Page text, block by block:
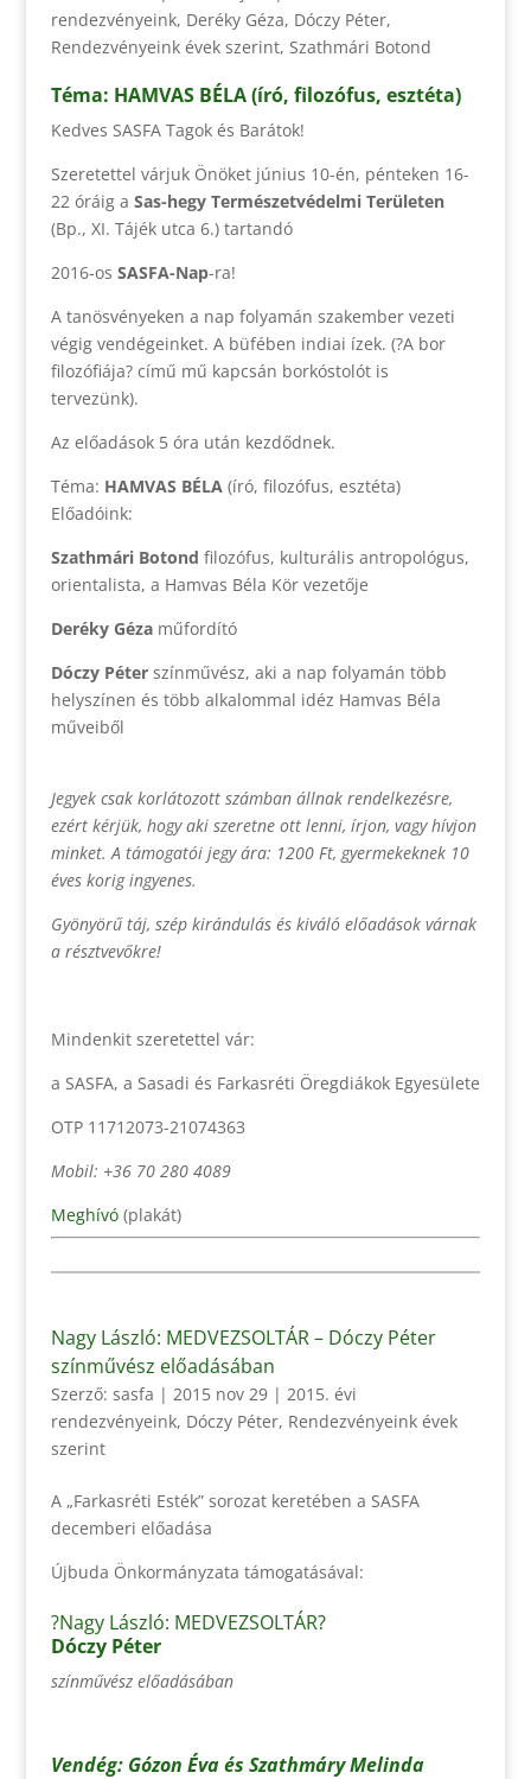
rendezvényeink, Deréky Géza, Dóczy Péter,
Rendezvényeink évek szerint, Szathmári Botond
Téma: HAMVAS BÉLA(író, filozófus, esztéta)
Kedves SASFA Tagok és Barátok!
Szeretettel várjuk Önöket június 10-én, pénteken 16-
22 óráig a Sas-hegy Természetvédelmi Területen
(Bp., XI. Tájék utca 6.) tartandó
2016-os SASFA-Nap-ra!
A tanösvényeken a nap folyamán szakember vezeti
végig vendégeinket. A büfében indiai ízek. (?A bor
filozófiája? című mű kapcsán borkóstolót is
tervezünk).
Az előadások 5 óra után kezdődnek.
Téma: HAMVAS BÉLA (író, filozófus, esztéta)
Előadóink:
Szathmári Botond filozófus, kulturális antropológus,
orientalista, a Hamvas Béla Kör vezetője
Deréky Gézaműfordító
Dóczy Péterszínművész, aki a nap folyamán több
helyszínen és több alkalommal idéz Hamvas Béla
műveiből
Jegyek csak korlátozott számban állnak rendelkezésre,
ezért kérjük, hogy aki szeretne ott lenni, írjon, vagy hívjon
minket. A támogatói jegy ára: 1200 Ft, gyermekeknek 10
éves korig ingyenes.
Gyönyörű táj, szép kirándulás és kiváló előadások várnak
a résztvevőkre!
Mindenkit szeretettel vár:
a SASFA, a Sasadi és Farkasréti Öregdiákok Egyesülete
OTP 11712073-21074363
Mobil: +36 70 280 4089
Meghívó(plakát)
Nagy László: MEDVEZSOLTÁR – Dóczy Péter
színművész előadásában
Szerző: sasfa | 2015 nov 29| 2015. évi
rendezvényeink, Dóczy Péter, Rendezvényeink évek
szerint
A „Farkasréti Esték” sorozat keretében a SASFA
decemberi előadása
Újbuda Önkormányzata támogatásával:
?Nagy László: MEDVEZSOLTÁR?
Dóczy Péter
színművész előadásában
Vendég: Gózon Éva és Szathmáry Melinda